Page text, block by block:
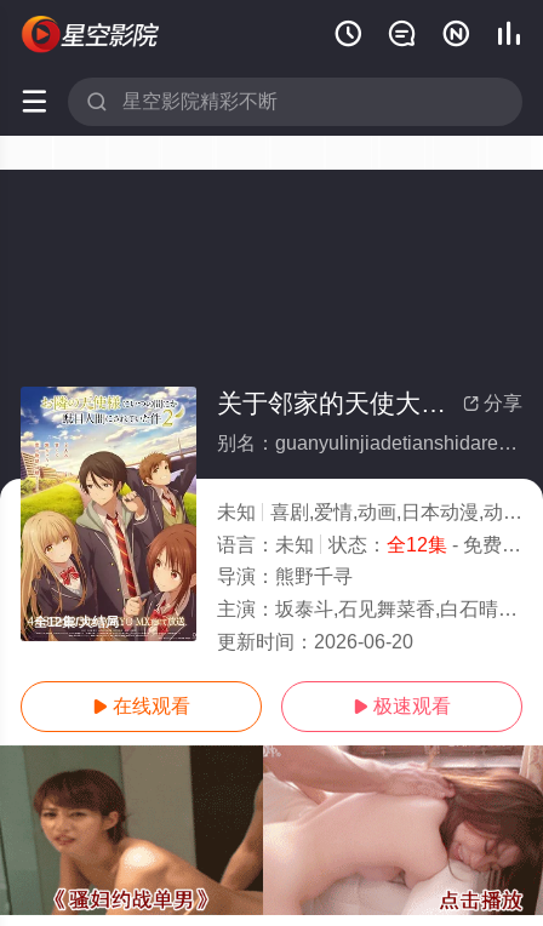
   
 
全12集/大结局
 分享
关于邻家的天使大人不知不觉把我惯成了废人这档子事第二季(全集)
别名：guanyulinjiadetianshidarenbuzhibujuebawoguanchengliaofeirenzhedangzishidierji
未知
喜剧,爱情,动画,日本动漫,动漫,日韩动漫
语言： 未知 状态： 全12集- 免费在线观看
导演： 熊野千寻
主演： 坂泰斗,石见舞菜香,白石晴香,八代拓
更新时间： 2026-06-20
 在线观看  极速观看